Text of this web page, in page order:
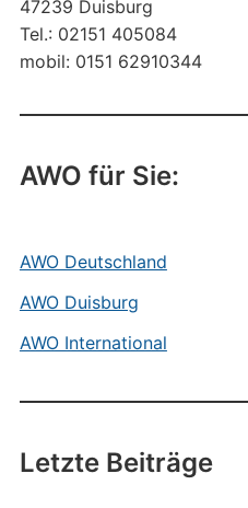
47239 Duisburg
Tel.: 02151 405084
mobil: 0151 62910344
AWO für Sie:
AWO Deutschland
AWO Duisburg
AWO International
Letzte Beiträge